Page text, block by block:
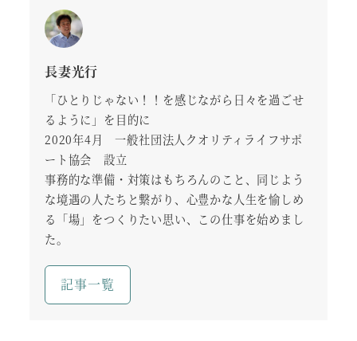
長妻光行
「ひとりじゃない！！を感じながら日々を過ごせ
るように」を目的に
2020年4月 一般社団法人クオリティライフサポ
ート協会 設立
事務的な準備・対策はもちろんのこと、同じよう
な境遇の人たちと繋がり、心豊かな人生を愉しめ
る「場」をつくりたい思い、この仕事を始めまし
た。
記事一覧